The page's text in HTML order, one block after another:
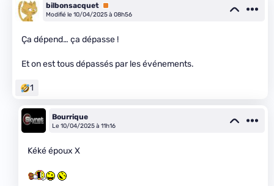
bilbonsacquet Premium
Modifié le 10/04/2025 à 08h56
Ça dépend… ça dépasse !
Et on est tous dépassés par les événements.
1
Bourrique
Le 10/04/2025 à 11h16
Kéké époux X